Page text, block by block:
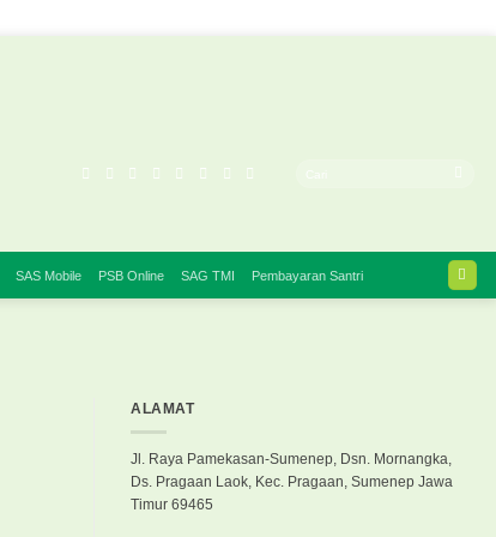
SAS Mobile PSB Online SAG TMI Pembayaran Santri
ALAMAT
Jl. Raya Pamekasan-Sumenep, Dsn. Mornangka,
Ds. Pragaan Laok, Kec. Pragaan, Sumenep Jawa
Timur 69465